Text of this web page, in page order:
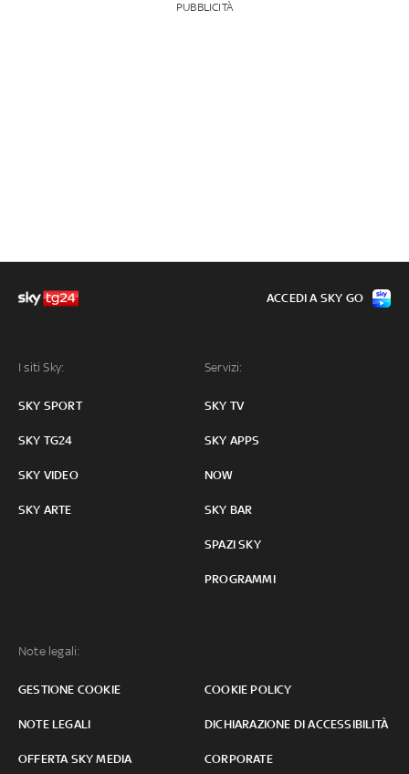
PUBBLICITÀ
I siti Sky:
SKY SPORT
SKY TG24
SKY VIDEO
SKY ARTE
Servizi:
SKY TV
SKY APPS
NOW
SKY BAR
SPAZI SKY
PROGRAMMI
Note legali:
GESTIONE COOKIE COOKIE POLICY
NOTE LEGALI DICHIARAZIONE DI ACCESSIBILITÀ
OFFERTA SKY MEDIA CORPORATE
ACCEDI A SKY GO